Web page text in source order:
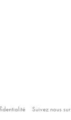
Suivez nous sur